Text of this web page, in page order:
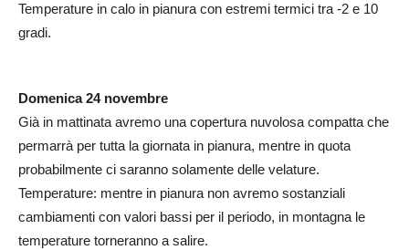
Temperature in calo in pianura con estremi termici tra -2 e 10
gradi.
Domenica 24 novembre
Già in mattinata avremo una copertura nuvolosa compatta che
permarrà per tutta la giornata in pianura, mentre in quota
probabilmente ci saranno solamente delle velature.
Temperature: mentre in pianura non avremo sostanziali
cambiamenti con valori bassi per il periodo, in montagna le
temperature torneranno a salire.